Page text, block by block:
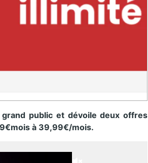
public et dévoile deux offres
à 39,99€/mois.